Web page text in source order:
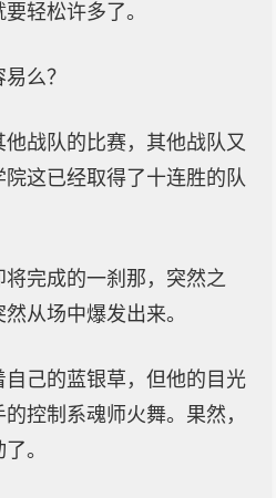
轻松许多了。
么？
战队的比赛，其他战队又
这已经取得了十连胜的队
将完成的一刹那，突然之
从场中爆发出来。
自己的蓝银草，但他的目光
控制系魂师火舞。果然，
。